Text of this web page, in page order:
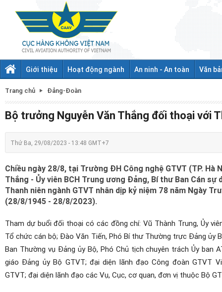
Giới thiệu Hoạt động ngành An ninh - An toàn Văn
Trang chủ Đảng-Đoàn
Bộ trưởng Nguyễn Văn Thắng đối thoại với
Thứ Ba, 29/08/2023 - 13:48 GMT+7
Chiều ngày 28/8, tại Trường ĐH Công nghệ GTVT (TP. Hà
Thắng - Ủy viên BCH Trung ương Đảng, Bí thư Ban Cán
Thanh niên ngành GTVT nhân dịp kỷ niệm 78 năm Ngày
(28/8/1945 - 28/8/2023).
Tham dự buổi đối thoại có các đồng chí: Vũ Thành Trung, Ủy
Tổ chức cán bộ; Đào Văn Tiến, Phó Bí thư Thường trực Đảng ủy
Ban Thường vụ Đảng ủy Bộ, Phó Chủ tịch chuyên trách Ủy ban
giáo Đảng ủy Bộ GTVT; đại diện lãnh đạo Công đoàn GTVT
GTVT; đại diện lãnh đạo các Vụ, Cục, cơ quan, đơn vị thuộc Bộ